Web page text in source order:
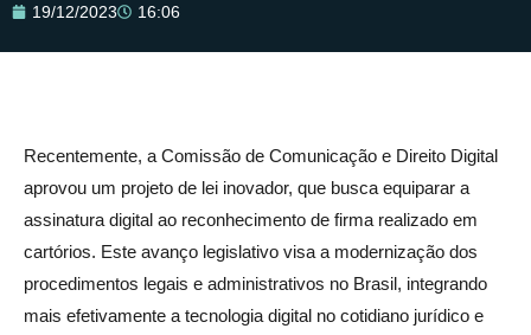
19/12/2023 16:06
Recentemente, a Comissão de Comunicação e Direito Digital
aprovou um projeto de lei inovador, que busca equiparar a
assinatura digital ao reconhecimento de firma realizado em
cartórios. Este avanço legislativo visa a modernização dos
procedimentos legais e administrativos no Brasil, integrando
mais efetivamente a tecnologia digital no cotidiano jurídico e